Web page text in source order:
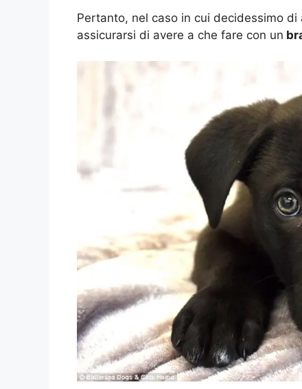
Pertanto, nel caso in cui decidessimo
assicurarsi di avere a che fare con un